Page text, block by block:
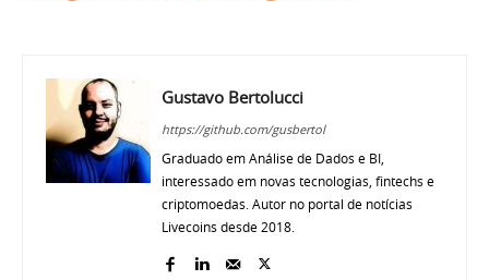
Gustavo Bertolucci
https://github.com/gusbertol
Graduado em Análise de Dados e BI,
interessado em novas tecnologias, fintechs e
criptomoedas. Autor no portal de notícias
Livecoins desde 2018.